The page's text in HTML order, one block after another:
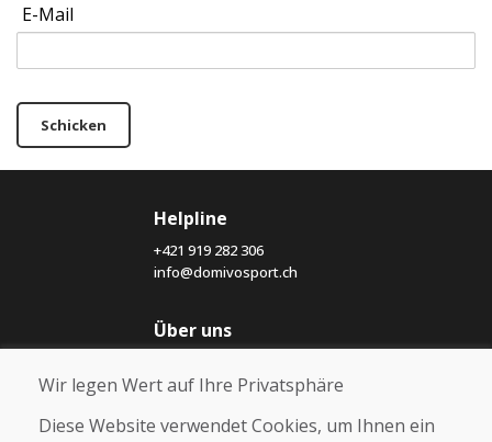
E-Mail
Schicken
Helpline
+421 919 282 306
info@domivosport.ch
Über uns
Über uns
Kontakt
Wir legen Wert auf Ihre Privatsphäre
Diese Website verwendet Cookies, um Ihnen ein